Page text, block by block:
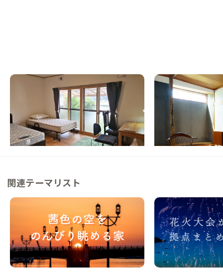
シェアハウス
【秋田空港から40分】旅人と暮らす人が交
わるシェアハウス
この家からの距離 18km
五城目A邸
秋田県 シェアハウス
【500年続く朝市の
具も利用できる家
この家からの距離 24km
関連テーマリスト